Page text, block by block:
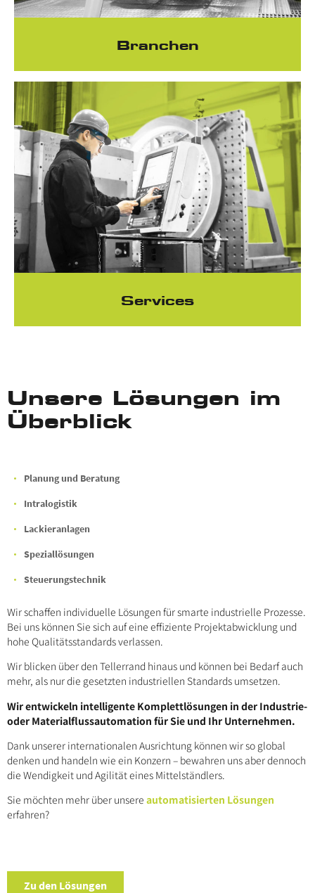
Branchen
Services
Unsere Lösungen im
Überblick
Planung und Beratung
Intralogistik
Lackieranlagen
Speziallösungen
Steuerungstechnik
Wir schaffen individuelle Lösungen für smarte industrielle Prozesse.
Bei uns können Sie sich auf eine effiziente Projektabwicklung und
hohe Qualitätsstandards verlassen.
Wir blicken über den Tellerrand hinaus und können bei Bedarf auch
mehr, als nur die gesetzten industriellen Standards umsetzen.
Wir entwickeln intelligente Komplettlösungen in der Industrie-
oder Materialflussautomation für Sie und Ihr Unternehmen.
Dank unserer internationalen Ausrichtung können wir so global
denken und handeln wie ein Konzern – bewahren uns aber dennoch
die Wendigkeit und Agilität eines Mittelständlers.
Sie möchten mehr über unsere automatisierten Lösungen
erfahren?
Zu den Lösungen